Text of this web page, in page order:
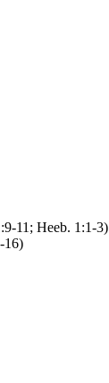
11; Heeb. 1:1-3)
16)